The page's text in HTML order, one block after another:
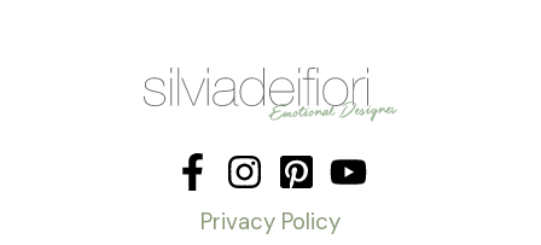
Privacy Policy